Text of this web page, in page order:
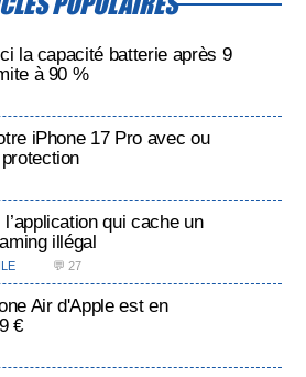
la capacité batterie après 9
à 90 %
iPhone 17 Pro avec ou
qui cache un
illégal
💬 27
Air d'Apple est en
€